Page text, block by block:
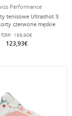
Performance
tenisowe Ultrashot 3
czerwone męskie
fSRP: 199,90€
123,93€